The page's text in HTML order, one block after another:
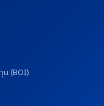
น (BOI)